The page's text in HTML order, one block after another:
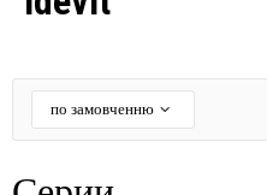
по замовченню